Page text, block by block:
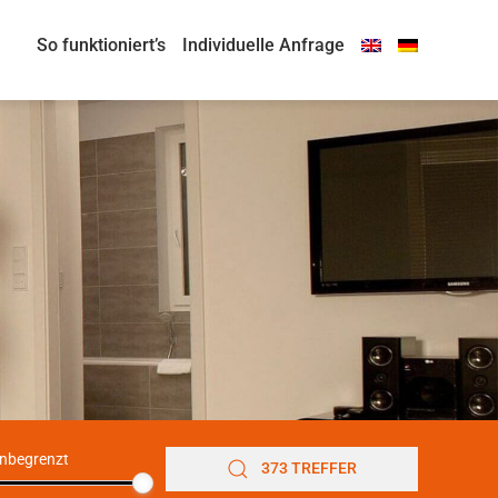
So funktioniert’s Individuelle Anfrage
373 TREFFER